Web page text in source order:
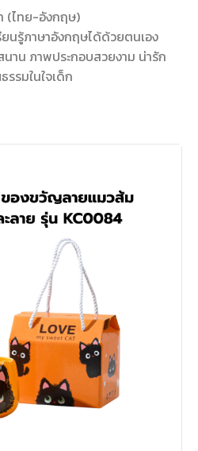
(ไทย-อังกฤษ)
นรู้ภาษาอังกฤษได้ด้วยตนเอง
นาน ภาพประกอบสวยงาม น่ารัก
รมในใจเด็ก